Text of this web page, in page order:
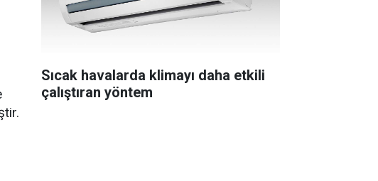
Sıcak havalarda klimayı daha etkili
çalıştıran yöntem